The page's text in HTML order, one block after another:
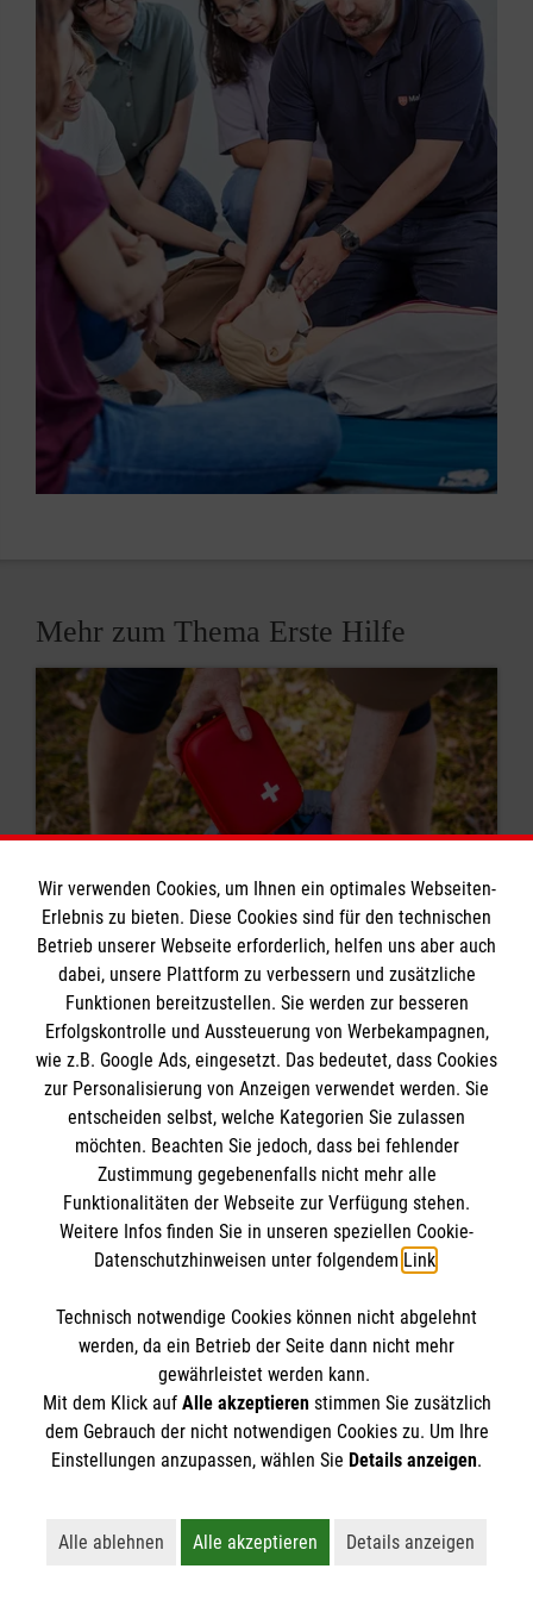
Mehr zum Thema Erste Hilfe
8 Erste-Hilfe-Mythen
Rund um das Thema Erste Hilfe kursieren viele
Mythen. Was stimmt? Was ist überholt? Wir
klären auf.
Erste Hilfe bei älteren Menschen
Wir verwenden Cookies, um Ihnen ein optimales Webseiten-
Erlebnis zu bieten. Diese Cookies sind für den technischen
Betrieb unserer Webseite erforderlich, helfen uns aber auch
dabei, unsere Plattform zu verbessern und zusätzliche
Funktionen bereitzustellen. Sie werden zur besseren
Erfolgskontrolle und Aussteuerung von Werbekampagnen,
wie z.B. Google Ads, eingesetzt. Das bedeutet, dass Cookies
zur Personalisierung von Anzeigen verwendet werden. Sie
entscheiden selbst, welche Kategorien Sie zulassen
möchten. Beachten Sie jedoch, dass bei fehlender
Zustimmung gegebenenfalls nicht mehr alle
Funktionalitäten der Webseite zur Verfügung stehen.
Weitere Infos finden Sie in unseren speziellen Cookie-
Datenschutzhinweisen unter folgendem Link.
Technisch notwendige Cookies können nicht abgelehnt
werden, da ein Betrieb der Seite dann nicht mehr
gewährleistet werden kann.
Mit dem Klick auf Alle akzeptierenstimmen Sie zusätzlich
dem Gebrauch der nicht notwendigen Cookies zu. Um Ihre
Einstellungen anzupassen, wählen Sie Details anzeigen.
Alle ablehnen
Lehnt alle nicht-essentiellen Cookies ab
Alle akzeptieren
Akzeptiert alle Cookies
Details anzeigen